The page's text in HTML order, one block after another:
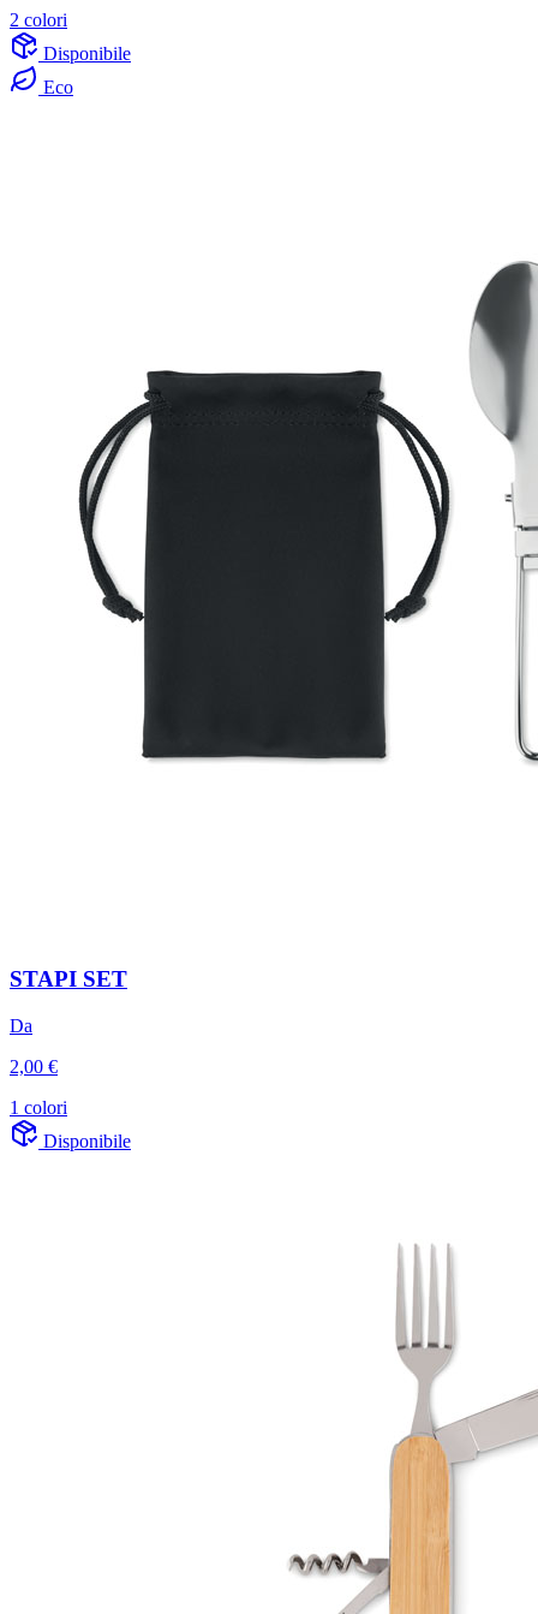
2 colori
Disponibile
Eco
STAPI SET
Da
2,00 €
1 colori
Disponibile